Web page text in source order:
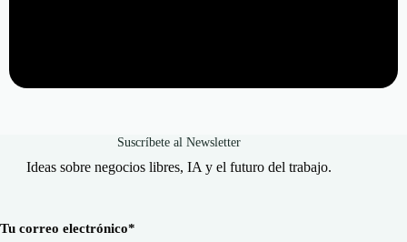
Suscríbete al Newsletter
Ideas sobre negocios libres, IA y el futuro del trabajo.
Tu correo electrónico*